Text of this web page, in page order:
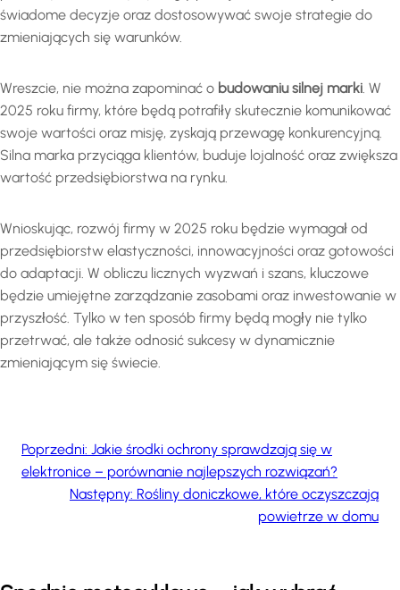
świadome decyzje oraz dostosowywać swoje strategie do
zmieniających się warunków.
Wreszcie, nie można zapominać o budowaniu silnej marki. W
2025 roku firmy, które będą potrafiły skutecznie komunikować
swoje wartości oraz misję, zyskają przewagę konkurencyjną.
Silna marka przyciąga klientów, buduje lojalność oraz zwiększa
wartość przedsiębiorstwa na rynku.
Wnioskując, rozwój firmy w 2025 roku będzie wymagał od
przedsiębiorstw elastyczności, innowacyjności oraz gotowości
do adaptacji. W obliczu licznych wyzwań i szans, kluczowe
będzie umiejętne zarządzanie zasobami oraz inwestowanie w
przyszłość. Tylko w ten sposób firmy będą mogły nie tylko
przetrwać, ale także odnosić sukcesy w dynamicznie
zmieniającym się świecie.
Poprzedni: Jakie środki ochrony sprawdzają się w
elektronice – porównanie najlepszych rozwiązań?
Następny: Rośliny doniczkowe, które oczyszczają
powietrze w domu